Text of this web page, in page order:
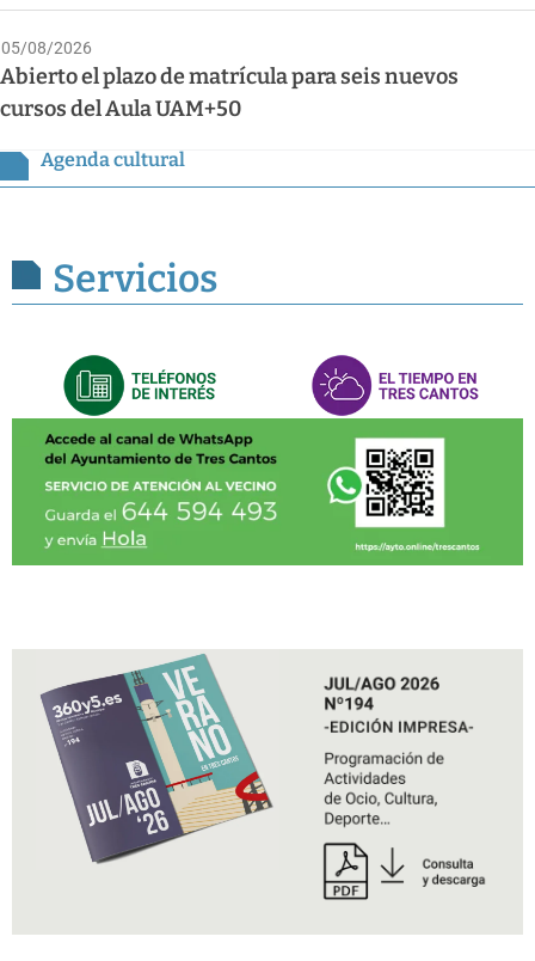
05/08/2026
Abierto el plazo de matrícula para seis nuevos
cursos del Aula UAM+50
Agenda cultural
Servicios